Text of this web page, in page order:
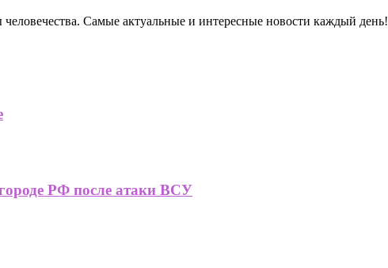
Самые актуальные и интересные новости каждый день!
РФ после атаки ВСУ